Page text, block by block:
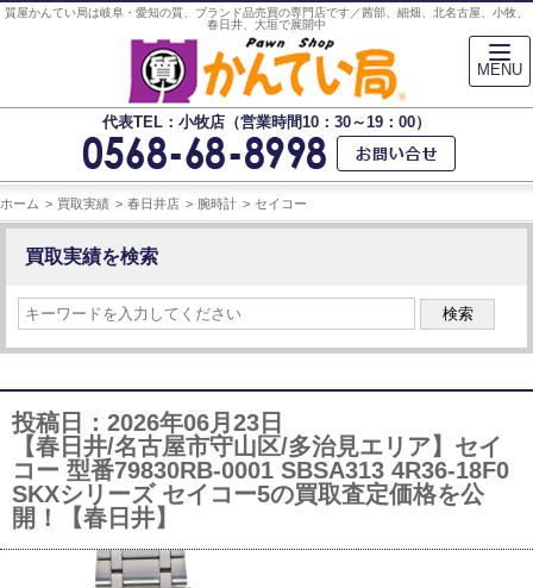
質屋かんてい局は岐阜・愛知の質、ブランド品売買の専門店です／茜部、細畑、北名古屋、小牧、
春日井、大垣で展開中
代表TEL：小牧店（営業時間10：30～19：00）
ホーム 買取実績 春日井店 腕時計 セイコー
買取実績を検索
検索
投稿日：2026年06月23日
【春日井/名古屋市守山区/多治見エリア】セイ
コー 型番79830RB-0001 SBSA313 4R36-18F0
SKXシリーズ セイコー5の買取査定価格を公
開！【春日井】
MENU